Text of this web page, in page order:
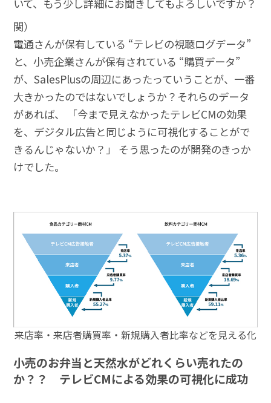
いて、もう少し詳細にお聞きしてもよろしいですか？
関）
電通さんが保有している “テレビの視聴ログデータ”
と、小売企業さんが保有されている “購買データ”
が、SalesPlusの周辺にあったっていうことが、一番
大きかったのではないでしょうか？それらのデータ
があれば、 「今まで見えなかったテレビCMの効果
を、デジタル広告と同じように可視化することがで
きるんじゃないか？」 そう思ったのが開発のきっか
けでした。
来店率・来店者購買率・新規購入者比率などを見える化
小売のお弁当と天然水がどれくらい売れたの
か？？ テレビCMによる効果の可視化に成功